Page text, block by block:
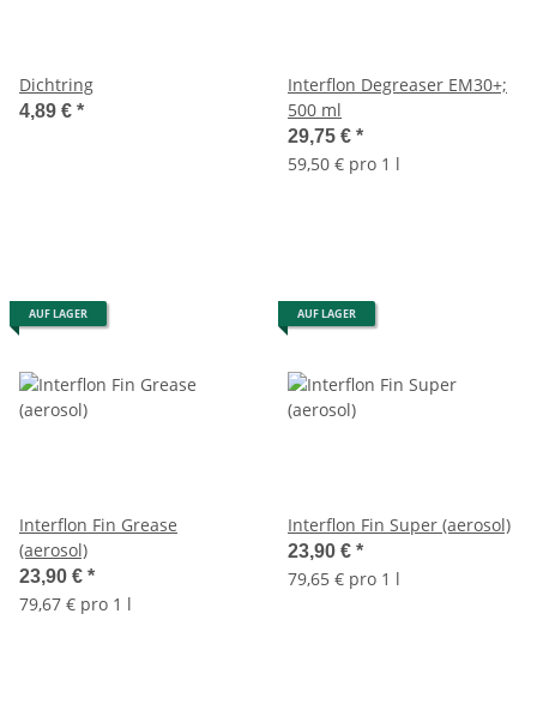
Dichtring
4,89 € *
Interflon Degreaser EM30+;
500 ml
29,75 € *
59,50 € pro 1 l
AUF LAGER
Interflon Fin Grease
(aerosol)
23,90 € *
79,67 € pro 1 l
AUF LAGER
Interflon Fin Super (aerosol)
23,90 € *
79,65 € pro 1 l